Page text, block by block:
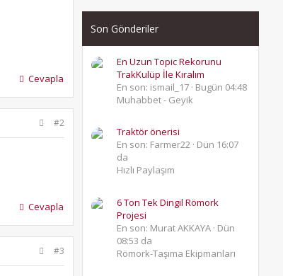
Cevapla
#2
Cevapla
#3
Son Gönderiler
En Uzun Topic Rekorunu
TrakKulüp İle Kıralım
En son: ismail_17 Bugün 04:48
Muhabbet - Geyik
Traktör önerisi
En son: Farmer22 Dün 16:07
da
Hızlı Paylaşım
6 Ton Tek Dingil Römork
Projesi
En son: Murat AKKAYA Dün
08:53 da
Römork-Taşıma Ekipmanları